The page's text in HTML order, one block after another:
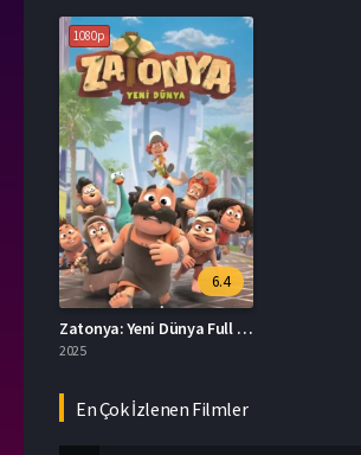
1080p
6.4
Zatonya: Yeni Dünya Full HD İzle
2025
En Çok İzlenen Filmler